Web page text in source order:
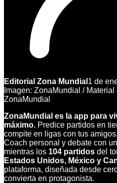
Editorial Zona Mundial 1 de
Imagen: ZonaMundial / Material
ZonaMundial
ZonaMundial es la app para
máximo. Predice partidos en
compite en ligas con tus
Coach personal y debate con
mientras los 104 partidos del
Estados Unidos, México y
plataforma, diseñada desde
convierta en protagonista.